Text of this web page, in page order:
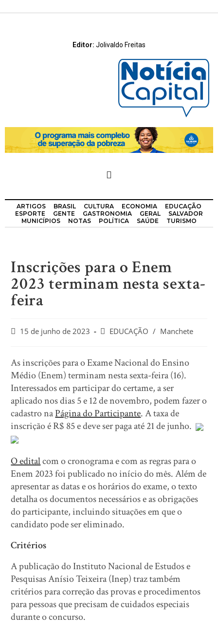
Editor: Jolivaldo Freitas
ARTIGOS BRASIL CULTURA ECONOMIA
EDUCAÇÃO
ESPORTE
GENTE GASTRONOMIA GERAL
SALVADOR
MUNICÍPIOS
NOTAS POLÍTICA SAÚDE TURISMO
Inscrições para o Enem
2023 terminam nesta sexta-
feira
15 de junho de 2023 EDUCAÇÃO / Manchete
As inscrições para o Exame Nacional do Ensino
Médio (Enem) terminam nesta sexta-feira (16).
Interessados em participar do certame, a ser
aplicado nos dias 5 e 12 de novembro, podem fazer o
cadastro naPágina do Participante. A taxa de
inscrição é R$ 85 e deve ser paga até 21 de junho.
O editalcom o cronograma e com as regras para o
Enem 2023 foi publicado no início do mês. Além de
apresentar as datas e os horários do exame, o texto
detalha os documentos necessários e as obrigações
do participante, incluindo situações em que o
candidato pode ser eliminado.
Critérios
A publicação do Instituto Nacional de Estudos e
Pesquisas Anísio Teixeira (Inep) traz também
critérios para correção das provas e procedimentos
para pessoas que precisam de cuidados especiais
durante o concurso.